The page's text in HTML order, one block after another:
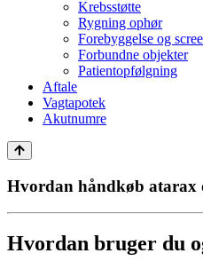
Krebsstøtte
Rygning ophør
Forebyggelse og
Forbundne objekter
Patientopfølgning
Aftale
Vagtapotek
Akutnumre
Hvordan håndkøb atarax
Hvordan bruger du